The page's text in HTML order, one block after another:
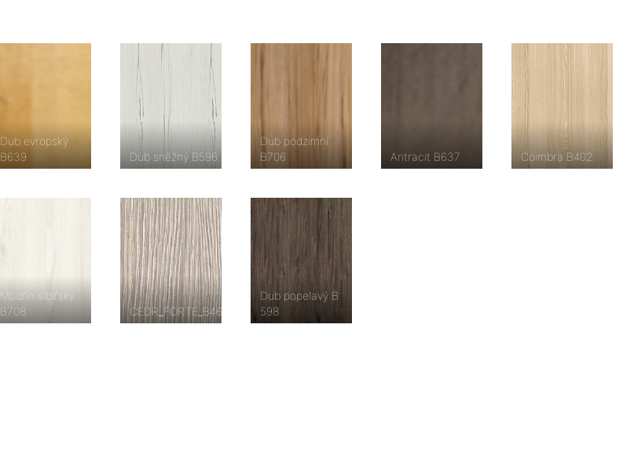
Dub evropský
B639
Dub sněžný B596
Dub podzimní
B706
Antracit B637 Coimbra B402
Modřín sibiřský
B708
CEDR_FORTE_B462
Dub popelavý B
598